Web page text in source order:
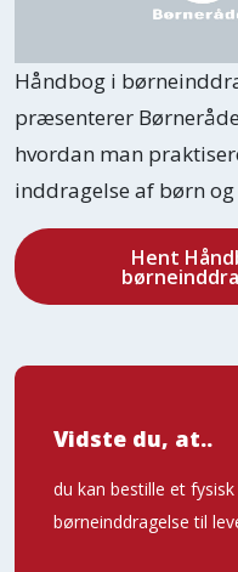
Håndbog i
præsenterer
hvordan man
inddragelse af børn og
Hent
Vidste du, at..
du kan bestille et
børneinddragelse til